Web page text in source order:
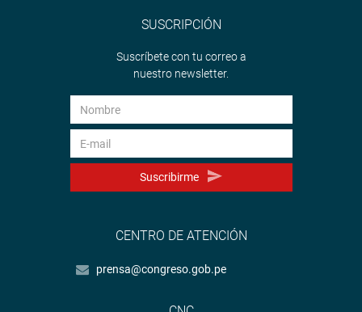
SUSCRIPCIÓN
Suscríbete con tu correo a
nuestro newsletter.
Suscribirme
CENTRO DE ATENCIÓN
prensa@congreso.gob.pe